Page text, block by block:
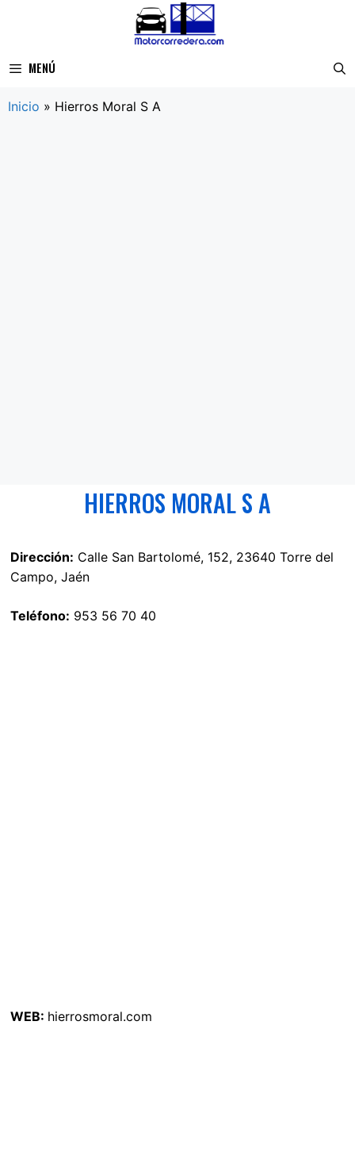
MENÚ
Inicio » Hierros Moral S A
HIERROS MORAL S A
Dirección: Calle San Bartolomé, 152, 23640 Torre del
Campo, Jaén
Teléfono: 953 56 70 40
WEB: hierrosmoral.com